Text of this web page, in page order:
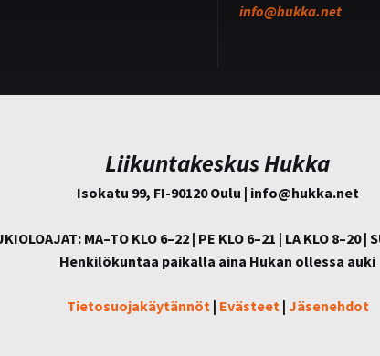
info@hukka.net
Liikuntakeskus Hukka
Isokatu 99, FI-90120 Oulu | info@hukka.net
MA–TO KLO 6–22 | PE KLO 6–21 | LA KLO 8–20 |
Henkilökuntaa paikalla aina Hukan ollessa auki
Tietosuojakäytännöt | Evästeet | Jäsenehdot